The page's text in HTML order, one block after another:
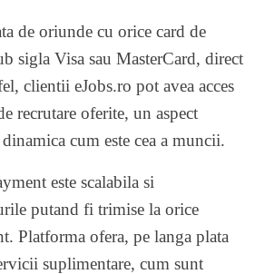
de oriunde cu orice card de
sigla Visa sau MasterCard, direct
clientii eJobs.ro pot avea acces
recrutare oferite, un aspect
cum este cea a muncii.
este scalabila si
putand fi trimise la orice
Platforma ofera, pe langa plata
suplimentare, cum sunt